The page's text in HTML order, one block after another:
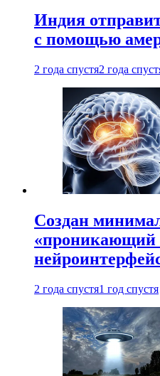
Индия
с помощью
2 года спустя2 года
Создан
«проникающий
2 года спустя1 год спустя